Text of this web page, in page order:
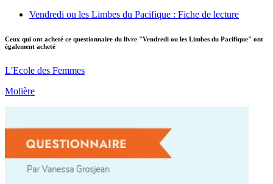
Vendredi ou les Limbes du Pacifique : Fiche de lecture
Ceux qui ont acheté ce questionnaire du livre "Vendredi ou les Limbes du Pacifique" ont
également acheté
L'Ecole des Femmes
Molière